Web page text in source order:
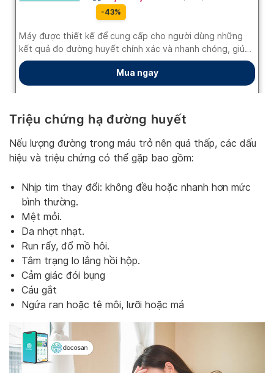
Triệu chứng hạ đường huyết
Nếu lượng đường trong máu trở nên quá thấp, các dấu
hiệu và triệu chứng có thể gặp bao gồm:
Nhịp tim thay đổi: không đều hoặc nhanh hơn mức
bình thường.
Mệt mỏi.
Da nhợt nhạt.
Run rẩy, đổ mồ hôi.
Tâm trạng lo lắng hồi hộp.
Cảm giác đói bụng
Cáu gắt
Ngứa ran hoặc tê môi, lưỡi hoặc má